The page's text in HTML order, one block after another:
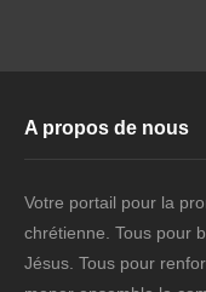
A propos de nous
Votre portail pour la
chrétienne. Tous pour
Jésus. Tous pour